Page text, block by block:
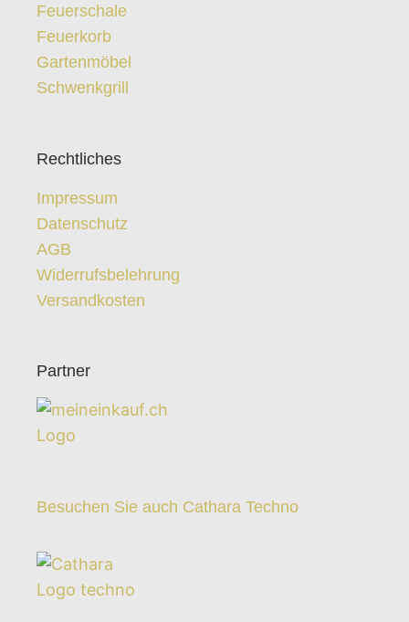
Feuerschale
Feuerkorb
Gartenmöbel
Schwenkgrill
Rechtliches
Impressum
Datenschutz
AGB
Widerrufsbelehrung
Versandkosten
Partner
Besuchen Sie auch Cathara Techno